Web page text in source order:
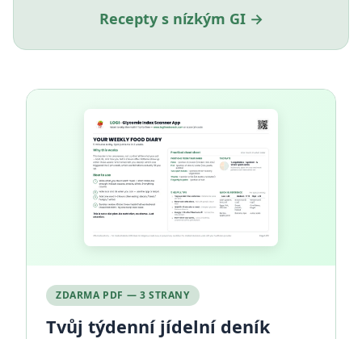
Recepty s nízkým GI →
ZDARMA PDF — 3 STRANY
Tvůj týdenní jídelní deník